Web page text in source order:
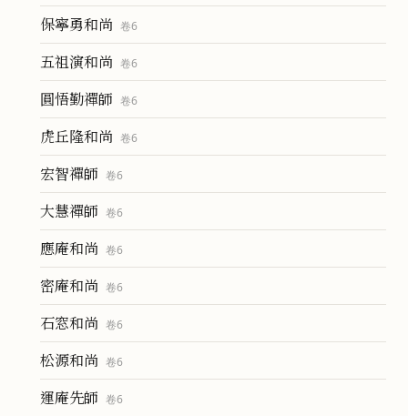
保寧勇和尚 卷6
五祖演和尚 卷6
圓悟勤禪師 卷6
虎丘隆和尚 卷6
宏智禪師 卷6
大慧禪師 卷6
應庵和尚 卷6
密庵和尚 卷6
石窓和尚 卷6
松源和尚 卷6
運庵先師 卷6